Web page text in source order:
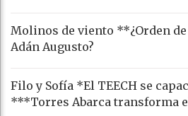
Molinos de viento **¿Orden
Adán Augusto?
Filo y Sofía *El TEECH se
***Torres Abarca transforma